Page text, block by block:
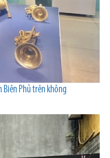
Biên Phủ trên không